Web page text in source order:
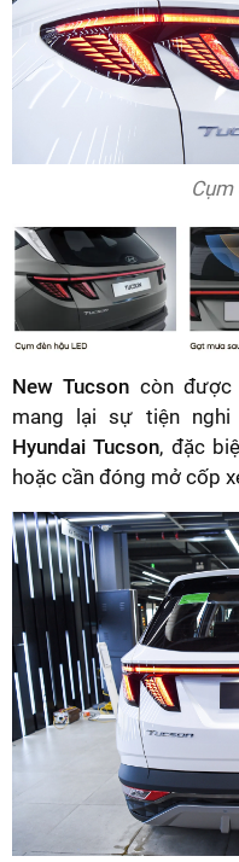
Cụm
New Tucson còn được
mang lại sự tiện
Hyundai Tucson, đặc
hoặc cần đóng mở cốp